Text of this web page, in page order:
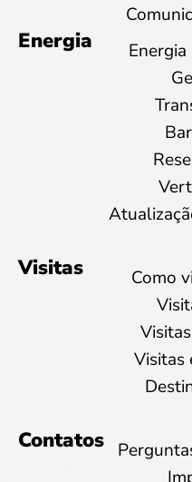
Energia
Visitas
Como
Visitas
Contatos